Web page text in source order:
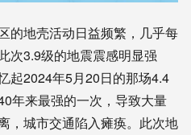
的地壳活动日益频繁，几乎每
次3.9级的地震震感明显强
起2024年5月20日的那场4.4
年来最强的一次，导致大量
，城市交通陷入瘫痪。此次地